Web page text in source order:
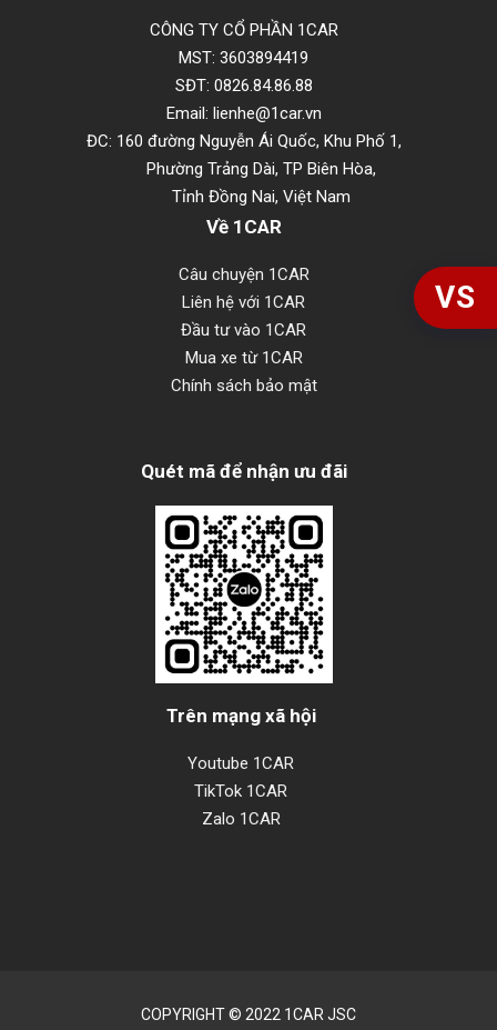
CÔNG TY CỔ PHẦN 1CAR
MST: 3603894419
SĐT: 0826.84.86.88
Email: lienhe@1car.vn
ĐC: 160 đường Nguyễn Ái Quốc, Khu Phố 1,
Phường Trảng Dài, TP Biên Hòa,
Tỉnh Đồng Nai, Việt Nam
Về 1CAR
Câu chuyện 1CAR
Liên hệ với 1CAR
Đầu tư vào 1CAR
Mua xe từ 1CAR
Chính sách bảo mật
Quét mã để nhận ưu đãi
Trên mạng xã hội
Youtube 1CAR
TikTok 1CAR
Zalo 1CAR
COPYRIGHT © 2022 1CAR JSC
VS